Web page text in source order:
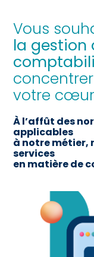
Vous
la gestion
votre
À l’affût des
applicables
à notre métier,
services
en matière de